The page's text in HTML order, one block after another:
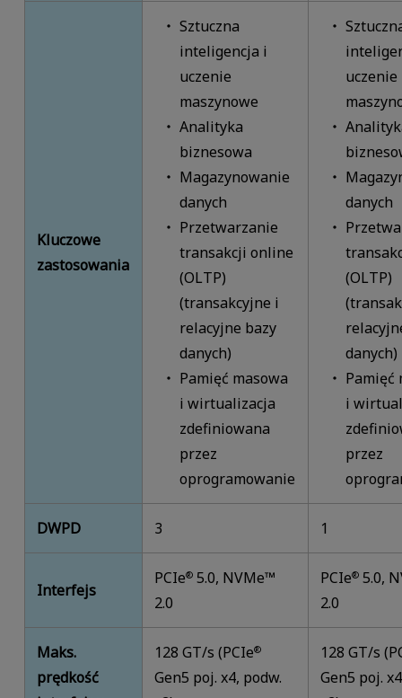
Kluczowe
zastosowania
Sztuczna
inteligencja i
uczenie
maszynowe
Analityka
biznesowa
Magazynowanie
danych
Przetwarzanie
transakcji online
(OLTP)
(transakcyjne i
relacyjne bazy
danych)
Pamięć masowa
i wirtualizacja
zdefiniowana
przez
oprogramowanie
uczenie
danych
(OLTP)
danych)
Pamięć
i
przez
DWPD 3 1
Interfejs
PCIe® 5.0, NVMe™
2.0
PCIe® 5.0,
2.0
Maks.
prędkość
128 GT/s (PCIe®
Gen5 poj. x4, podw.
128 GT/s
Gen5 poj.